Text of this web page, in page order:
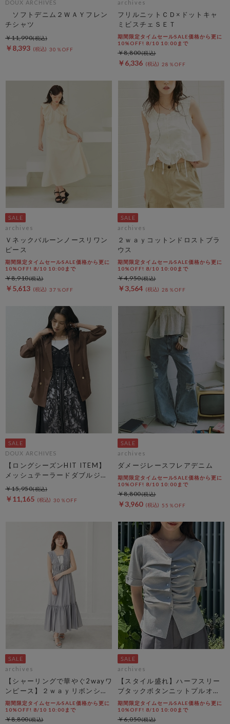
DOUX ARCHIVES
ソフトデニム２ＷＡＹフレン
チシャツ
￥8,393 30％OFF
￥11,990
archives
フリルニットＣＤ×ドットキャ
ミビスチェＳＥＴ
期間限定タイムセールSALE価格から更に
10%OFF! 8/10 10:00まで
￥6,336 28％OFF
￥8,800
archives
Ｖネックバルーンノースリワン
ピース
期間限定タイムセールSALE価格から更に
10%OFF! 8/10 10:00まで
￥5,613 37％OFF
￥8,910
archives
２ｗａｙコットンドロストブラ
ウス
期間限定タイムセールSALE価格から更に
10%OFF! 8/10 10:00まで
￥3,564 28％OFF
￥4,950
DOUX ARCHIVES
【ロングシーズンHIT ITEM】
メッシュテーラードダブルジャ
ケット
￥11,165 30％OFF
￥15,950
archives
ダメージレースフレアデニム
期間限定タイムセールSALE価格から更に
10%OFF! 8/10 10:00まで
￥3,960 55％OFF
￥8,800
archives
【シャーリングで華やぐ2wayワ
ンピース】２ｗａｙリボンシャ
ーリングノースリワンピース
期間限定タイムセールSALE価格から更に
10%OFF! 8/10 10:00まで
￥8,800
archives
【スタイル盛れ】ハーフスリー
ブタックボタンニットプルオー
バー
期間限定タイムセールSALE価格から更に
10%OFF! 8/10 10:00まで
￥6,050